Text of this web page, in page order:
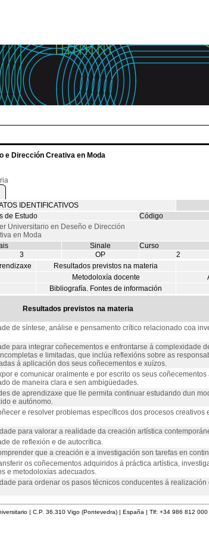
e Dirección Creativa en Moda
IDENTIFICATIVOS
de Estudo Código
Universitario en Deseño e Dirección
en Moda
Sinale Curso
3
OP 2
Resultados previstos na materia
Metodoloxía docente
Bibliografía. Fontes de información
Resultados previstos na materia
de síntese, análise e pensamento crítico relacionado coa
para integrar coñecementos e enfrontarse á complexidade
e limitadas, que inclúa reflexións sobre as
á aplicación dos seus coñecementos e xuízos.
e comunicar oralmente e por escrito os seus coñecementos
de maneira clara e sen ambigüedades.
de aprendizaxe que lle permita continuar estudando dun
e autónomo.
e resolver problemas específicos dos procesos creativos
para valorar a realidade da creación artística
de reflexión e de autocrítica.
que a creación e a investigación son tarefas en
os coñecementos adquiridos á práctica artística,
e metodoloxías adecuados.
para ordenar os pasos técnicos conducentes á realización
| C.P. 36.310 Vigo (Pontevedra) | España | Tlf: +34 986 812 000